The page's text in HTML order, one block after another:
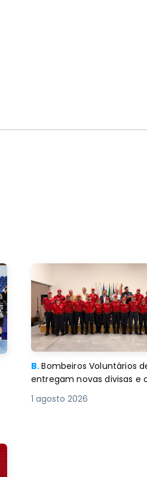
B.Bombeiros Voluntários
entregam novas divisas e
1 agosto 2026